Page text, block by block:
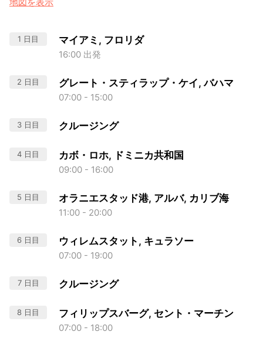
1 日目 マイアミ, フロリダ
16:00 出発
2 日目 グレート・スティラップ・ケイ, バハマ
07:00 - 15:00
3 日目 クルージング
4 日目 カボ・ロホ, ドミニカ共和国
09:00 - 16:00
5 日目 オラニエスタッド港, アルバ, カリブ海
11:00 - 20:00
6 日目 ウィレムスタット, キュラソー
07:00 - 19:00
7 日目 クルージング
8 日目 フィリップスバーグ, セント・マーチン
07:00 - 18:00